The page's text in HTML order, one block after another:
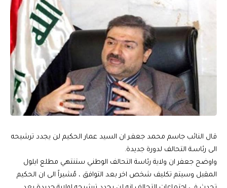
قال النائب جاسم محمد جعفـر ان السيد عمار الحكيم لن يجدد ترشيحه
الى رئاسـة التحالف لدورة جديدة.
واوضح جعفر ان ولاية رئاسة التحالف الوطني ستنتهي مطلع ايلول
المقبل وسيتم تكليف شخص اخر بعد التوافق ، مُشيراً الى ان الحكيم